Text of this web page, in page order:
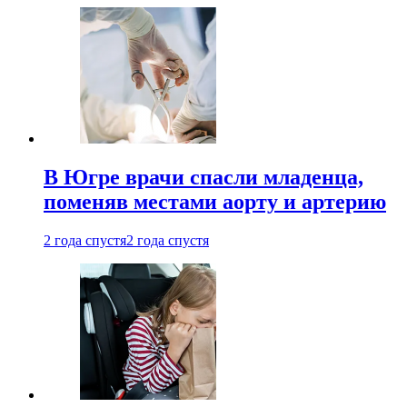
В Югре врачи спасли младенца,
поменяв местами аорту и артерию
2 года спустя2 года спустя